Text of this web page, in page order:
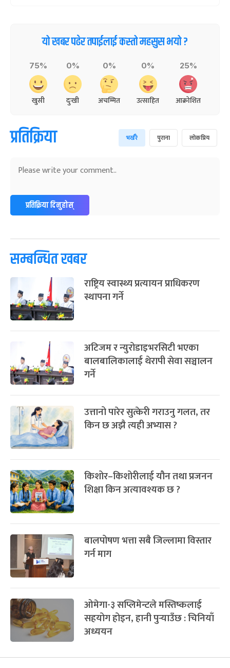
यो खबर पढेर तपाईलाई कस्तो महसुस भयो ?
75%
खुसी
0%
दुःखी
0%
अचम्मित
0%
उत्साहित
25%
आक्रोशित
प्रतिक्रिया भर्खरै पुराना लोकप्रिय
प्रतिक्रिया दिनुहोस्
सम्बन्धित खबर
राष्ट्रिय स्वास्थ्य प्रत्यायन प्राधिकरण
स्थापना गर्ने
अटिजम र न्युरोडाइभरसिटी भएका
बालबालिकालाई थेरापी सेवा सञ्चालन
गर्ने
उत्तानो पारेर सुत्केरी गराउनु गलत, तर
किन छ अझै त्यही अभ्यास ?
किशोर–किशोरीलाई यौन तथा प्रजनन
शिक्षा किन अत्यावश्यक छ ?
बालपोषण भत्ता सबै जिल्लामा विस्तार
गर्न माग
ओमेगा-३ सप्लिमेन्टले मस्तिष्कलाई
सहयोग होइन, हानी पुर्‍याउँछ : चिनियाँ
अध्ययन